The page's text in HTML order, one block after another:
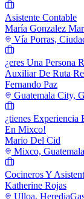
Asistente Contable
María Gonzalez
Vía Porras,
¿eres Una Persona
Auxiliar De Ruta
Fernando Paz
Guatemala City,
¿tienes Experiencia
En Mixco!
Mario Del Cid
Mixco, Guatemala
Cocineros Y
Katherine Rojas
Ulloa, Heredia